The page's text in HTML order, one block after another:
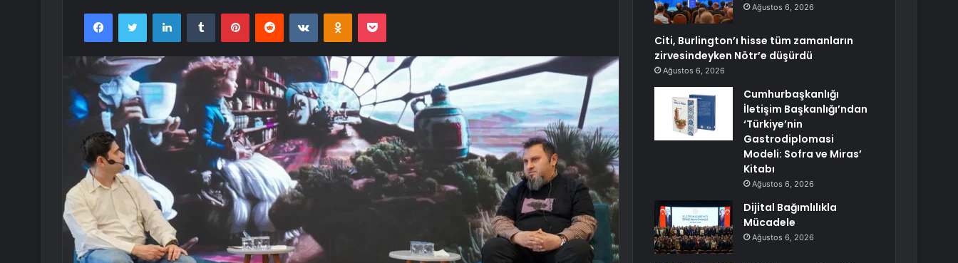
FacebookTwitter LinkedInTumblr PinterestReddit VKontakteOdnoklassniki
Pocket
Ağustos 6, 2026
Citi, Burlington’ı hisse tüm zamanların
zirvesindeyken Nötr’e düşürdü
Ağustos 6, 2026
Cumhurbaşkanlığı
İletişim Başkanlığı’ndan
‘Türkiye’nin
Gastrodiplomasi
Modeli: Sofra ve Miras’
Kitabı
Ağustos 6, 2026
Dijital Bağımlılıkla
Mücadele
Ağustos 6, 2026